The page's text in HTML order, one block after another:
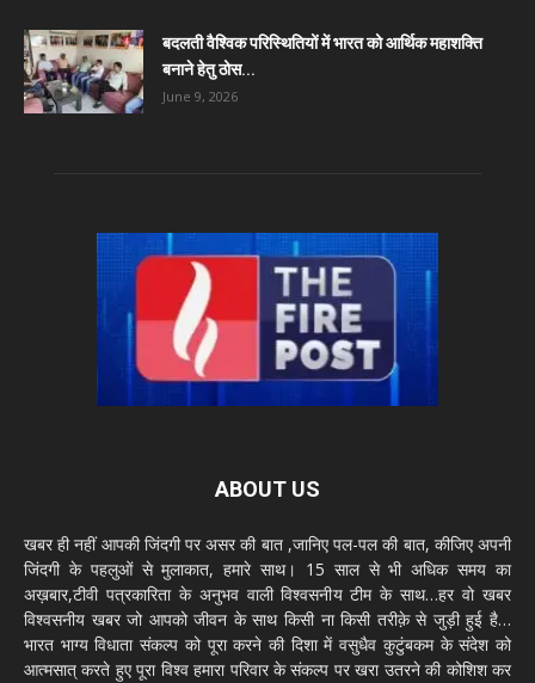
बदलती वैश्विक परिस्थितियों में भारत को आर्थिक महाशक्ति
बनाने हेतु ठोस...
June 9, 2026
ABOUT US
खबर ही नहीं आपकी जिंदगी पर असर की बात ,जानिए पल-पल की बात, कीजिए अपनी
जिंदगी के पहलुओं से मुलाकात, हमारे साथ। 15 साल से भी अधिक समय का
अख़बार,टीवी पत्रकारिता के अनुभव वाली विश्वसनीय टीम के साथ…हर वो खबर
विश्वसनीय खबर जो आपको जीवन के साथ किसी ना किसी तरीक़े से जुड़ी हुई है…
भारत भाग्य विधाता संकल्प को पूरा करने की दिशा में वसुधैव कुटुंबकम के संदेश को
आत्मसात् करते हुए पूरा विश्व हमारा परिवार के संकल्प पर खरा उतरने की कोशिश कर